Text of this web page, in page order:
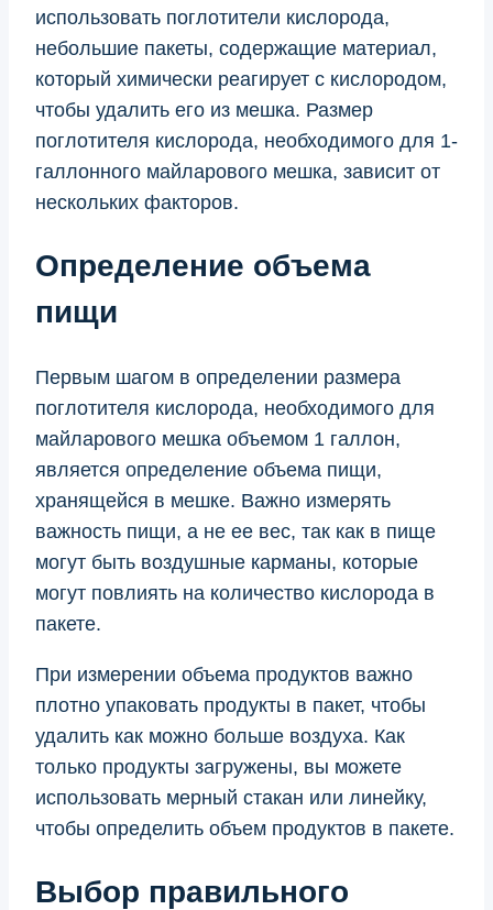
использовать поглотители кислорода,
небольшие пакеты, содержащие материал,
который химически реагирует с кислородом,
чтобы удалить его из мешка. Размер
поглотителя кислорода, необходимого для 1-
галлонного майларового мешка, зависит от
нескольких факторов.
Определение объема
пищи
Первым шагом в определении размера
поглотителя кислорода, необходимого для
майларового мешка объемом 1 галлон,
является определение объема пищи,
хранящейся в мешке. Важно измерять
важность пищи, а не ее вес, так как в пище
могут быть воздушные карманы, которые
могут повлиять на количество кислорода в
пакете.
При измерении объема продуктов важно
плотно упаковать продукты в пакет, чтобы
удалить как можно больше воздуха. Как
только продукты загружены, вы можете
использовать мерный стакан или линейку,
чтобы определить объем продуктов в пакете.
Выбор правильного